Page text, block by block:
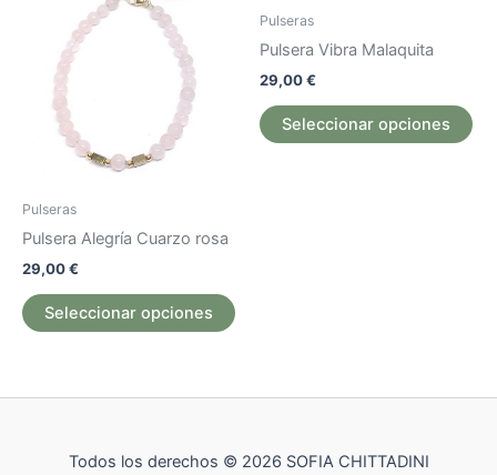
Pulseras
Pulsera Alegría Cuarzo rosa
29,00€
Seleccionar opciones
producto
variantes.
Las
opciones
página
Pulseras
Pulsera Vibra Malaquita
29,00€
Seleccionar opciones
Las
Todos los derechos © 2026 SOFIA CHITTADINI